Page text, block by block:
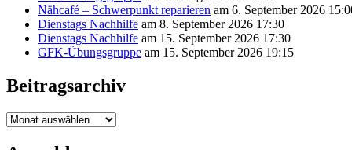
Nähcafé – Schwerpunkt reparieren am 6. September 2026
Dienstags Nachhilfe am 8. September 2026 17:30
Dienstags Nachhilfe am 15. September 2026 17:30
GFK-Übungsgruppe am 15. September 2026 19:15
Beitragsarchiv
Beitragsarchiv